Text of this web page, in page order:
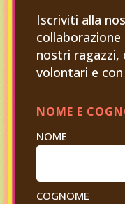
Iscriviti alla
nostri ragazzi,
volontari e
NOME E
NOME
COGNOME